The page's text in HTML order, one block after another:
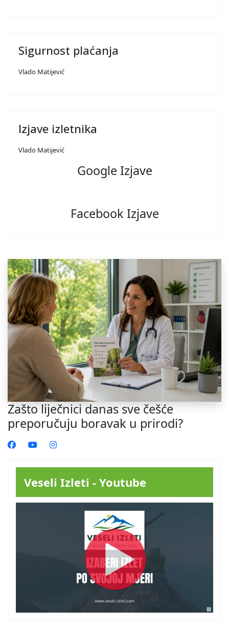
Sigurnost plaćanja
Vlado Matijević
Izjave izletnika
Vlado Matijević
Google Izjave
Facebook Izjave
Zašto liječnici danas sve češće
preporučuju boravak u prirodi?
Veseli Izleti - Youtube